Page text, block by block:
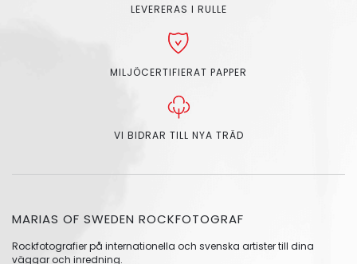
LEVERERAS I RULLE
MILJÖCERTIFIERAT PAPPER
VI BIDRAR TILL NYA TRÄD
MARIAS OF SWEDEN ROCKFOTOGRAF
Rockfotografier på internationella och svenska artister till dina
väggar och inredning.